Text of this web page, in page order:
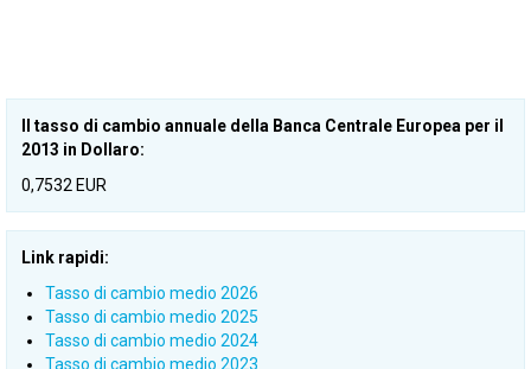
Il tasso di cambio annuale della Banca Centrale Europea per il
2013 in Dollaro:
0,7532 EUR
Link rapidi:
Tasso di cambio medio 2026
Tasso di cambio medio 2025
Tasso di cambio medio 2024
Tasso di cambio medio 2023